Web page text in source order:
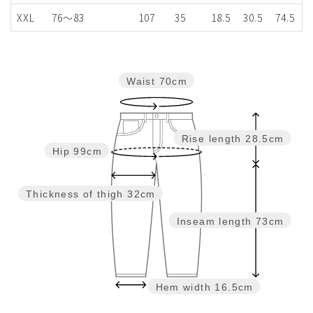
XXL
76～83 107 35 18.5 30.5 74.5
Inseam length 73cm
Rise length 28.5cm
Hem width 16.5cm
Thickness of thigh 32cm
Hip 99cm
Waist 70cm